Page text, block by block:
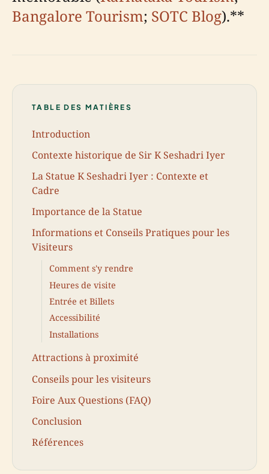
Bangalore Tourism; SOTC Blog).**
TABLE DES MATIÈRES
Introduction
Contexte historique de Sir K Seshadri Iyer
La Statue K Seshadri Iyer : Contexte et
Cadre
Importance de la Statue
Informations et Conseils Pratiques pour les
Visiteurs
Comment s'y rendre
Heures de visite
Entrée et Billets
Accessibilité
Installations
Attractions à proximité
Conseils pour les visiteurs
Foire Aux Questions (FAQ)
Conclusion
Références